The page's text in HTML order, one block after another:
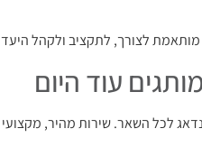
לצורך, לתקציב ולקהל
עוד היום